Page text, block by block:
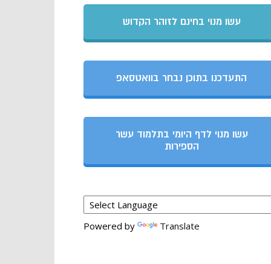
עשו מנוי בחינם לזוהר הקדוש
התעדכנו בתוכן נבחר בוואטסאפ
עשו מנוי לדף היומי בתלמוד עשר
הספירות
Powered by Translate